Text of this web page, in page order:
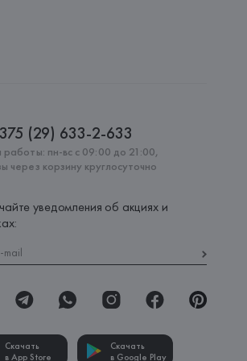
(29) 633-2-633
работы: пн-вс с 09:00 до 21:00,
через корзину круглосуточно
уведомления об акциях и
Скачать
в App Store
Скачать
в Google Play